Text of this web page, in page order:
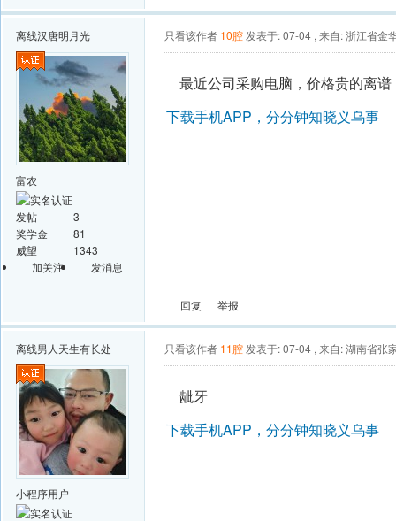
离线汉唐明月光
富农
发帖
3
奖学金
81
威望
1343
加关注
发消息
只看该作者 10腔 发表于: 07-04 , 来自: 浙江省金
最近公司采购电脑，价格贵的离谱
下载手机APP，分分钟知晓义乌事
回复 举报
离线男人天生有长处
小程序用户
只看该作者 11腔 发表于: 07-04 , 来自: 湖南省张
龇牙
下载手机APP，分分钟知晓义乌事